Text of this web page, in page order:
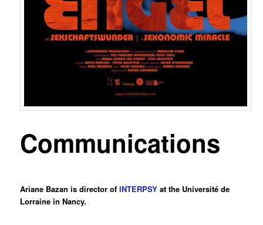
Communications
Ariane Bazan is director ofINTERPSY at the Université de
Lorraine in Nancy.